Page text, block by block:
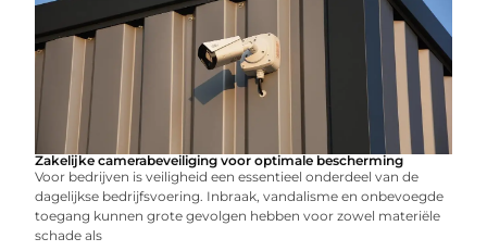
Zakelijke camerabeveiliging voor optimale bescherming
Voor bedrijven is veiligheid een essentieel onderdeel van de
dagelijkse bedrijfsvoering. Inbraak, vandalisme en onbevoegde
toegang kunnen grote gevolgen hebben voor zowel materiële
schade als